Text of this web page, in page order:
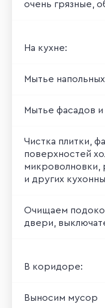
очень грязные,
На кухне:
Мытье
Мытье фасадов
Чистка плитки,
поверхностей
микроволновки,
и других
Очищаем
двери,
В коридоре:
Выносим мусор